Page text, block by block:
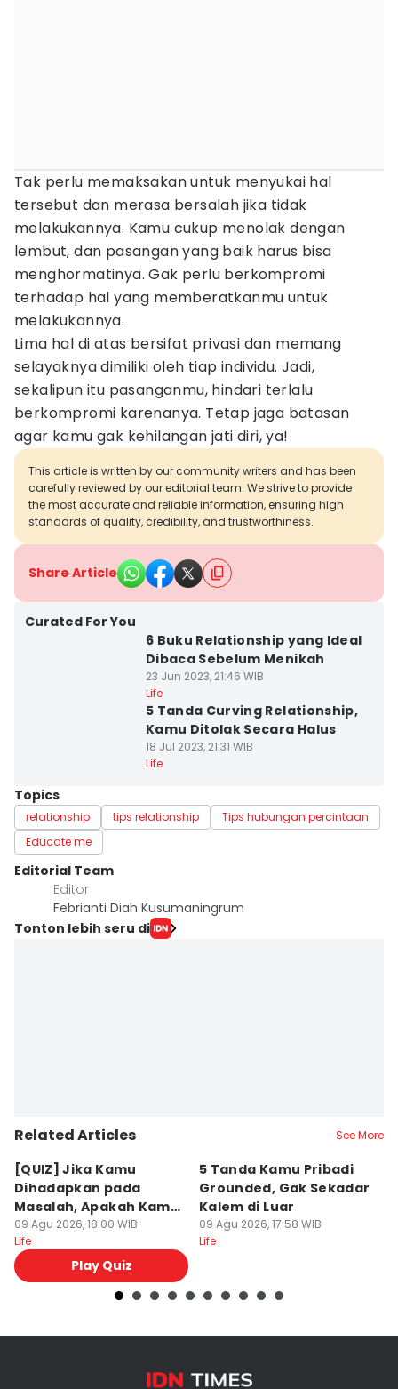
Tak perlu memaksakan untuk menyukai hal
tersebut dan merasa bersalah jika tidak
melakukannya. Kamu cukup menolak dengan
lembut, dan pasangan yang baik harus bisa
menghormatinya. Gak perlu berkompromi
terhadap hal yang memberatkanmu untuk
melakukannya.
Lima hal di atas bersifat privasi dan memang
selayaknya dimiliki oleh tiap individu. Jadi,
sekalipun itu pasanganmu, hindari terlalu
berkompromi karenanya. Tetap jaga batasan
agar kamu gak kehilangan jati diri, ya!
This article is written by our community writers and has been
carefully reviewed by our editorial team. We strive to provide
the most accurate and reliable information, ensuring high
standards of quality, credibility, and trustworthiness.
Share Article
Curated For You
6 Buku Relationship yang Ideal
Dibaca Sebelum Menikah
23 Jun 2023, 21:46 WIB
Life
5 Tanda Curving Relationship,
Kamu Ditolak Secara Halus
18 Jul 2023, 21:31 WIB
Life
Topics
relationship tips relationship
Tips hubungan percintaan
Educate me
Editorial Team
Editor
Febrianti Diah Kusumaningrum
Tonton lebih seru di
Related Articles See More
[QUIZ] Jika Kamu
Dihadapkan pada
Masalah, Apakah Kamu
Mudah Marah atau
Penyabar?
09 Agu 2026, 18:00 WIB
Life
Play Quiz
5 Tanda Kamu Pribadi
Grounded, Gak Sekadar
Kalem di Luar
09 Agu 2026, 17:58 WIB
Life